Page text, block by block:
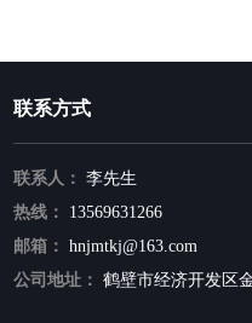
联系方式
联系人：
李先生
热线：
13569631266
邮箱：
hnjmtkj@163.com
公司地址：
鹤壁市经济开发区